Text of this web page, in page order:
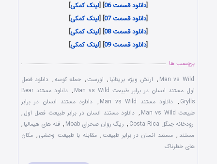
[دانلود قسمت 06 ] [لینک کمکی]
[دانلود قسمت 07 ] [لینک کمکی]
[دانلود قسمت 08 ] [لینک کمکی]
[دانلود قسمت 09 ] [لینک کمکی]
برچسب ها
Man vs Wild
, ارتش ویژه بریتانیا , اورست, حمله کوسه, دانلود فصل
اول مستند انسان در برابر طبیعت Man vs Wild
,
دانلود مستند Bear
Grylls
, دانلود مستند Man vs Wild , دانلود مستند انسان در برابر
طبیعت Man vs Wild
, دانلود مستند انسان در برابر طبیعت فصل اول ,
رودخانه جنگل Costa Rica
, ریگ روان صحرای Moab , قله های هیمالیا ,
مستند , مستند انسان در برابر طبیعت, مقابله با طبیعت وحشی , مکان
های خطرناک